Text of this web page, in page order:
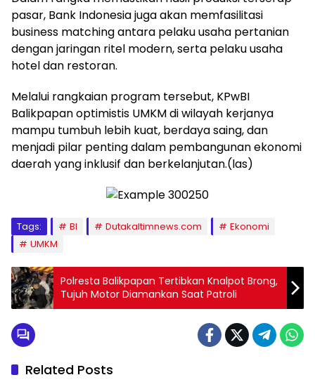
pasar, Bank Indonesia juga akan memfasilitasi
business matching antara pelaku usaha pertanian
dengan jaringan ritel modern, serta pelaku usaha
hotel dan restoran.
Melalui rangkaian program tersebut, KPwBI
Balikpapan optimistis UMKM di wilayah kerjanya
mampu tumbuh lebih kuat, berdaya saing, dan
menjadi pilar penting dalam pembangunan ekonomi
daerah yang inklusif dan berkelanjutan.(las)
Tags: BI Dutakaltimnews.com
Ekonomi
UMKM
Polresta Balikpapan Tertibkan Knalpot Brong,
Tujuh Motor Diamankan Saat Patroli
Related Posts